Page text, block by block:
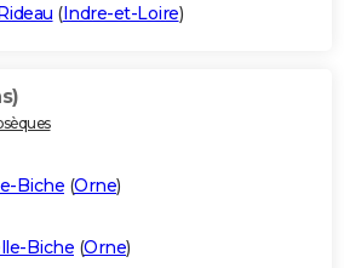
(Indre-et-Loire)
Biche (Orne)
Biche (Orne)